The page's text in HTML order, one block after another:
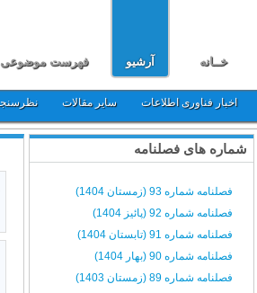
خــانه آرشیو فهرست موضوعی
اخبار فناوری اطلاعات سایر مقالات
شماره های فصلنامه
فصلنامه شماره 93 (زمستان 1404)
فصلنامه شماره 92 (پائیز 1404)
فصلنامه شماره 91 (تابستان 1404)
فصلنامه شماره 90 (بهار 1404)
فصلنامه شماره 89 (زمستان 1403)